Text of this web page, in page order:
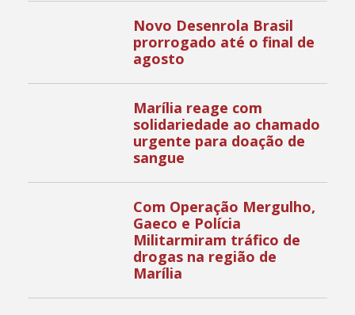
Novo Desenrola Brasil
prorrogado até o final de
agosto
Marília reage com
solidariedade ao chamado
urgente para doação de
sangue
Com Operação Mergulho,
Gaeco e Polícia
Militarmiram tráfico de
drogas na região de
Marília